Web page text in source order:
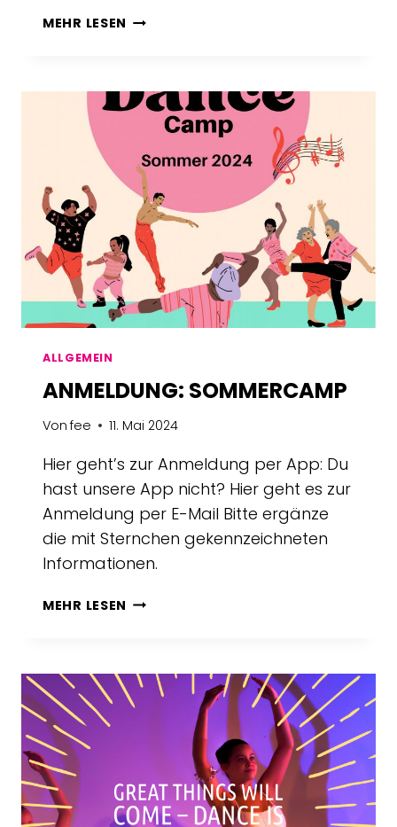
MEHR LESEN HOME
HANSEFIT
ALLGEMEIN
ANMELDUNG: SOMMERCAMP
Von fee 11. Mai 2024
Hier geht’s zur Anmeldung per App: Du
hast unsere App nicht? Hier geht es zur
Anmeldung per E-Mail Bitte ergänze
die mit Sternchen gekennzeichneten
Informationen.
MEHR LESEN ANMELDUNG: